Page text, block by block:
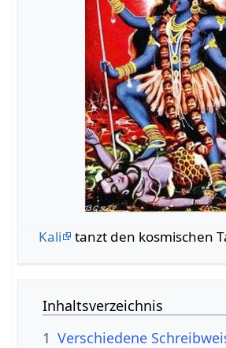
Kali tanzt den kosmischen
Inhaltsverzeichnis
1 Verschiedene